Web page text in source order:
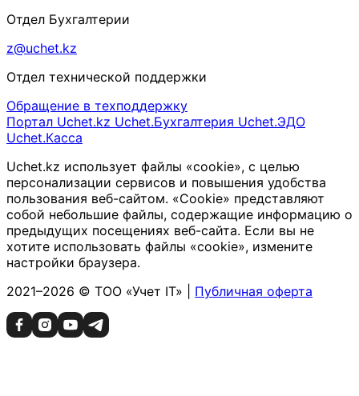
Отдел Бухгалтерии
z@uchet.kz
Отдел технической поддержки
Обращение в техподдержку
Портал Uchet.kz Uchet.Бухгалтерия Uchet.ЭДО
Uchet.Касса
Uchet.kz использует файлы «cookie», с целью
персонализации сервисов и повышения удобства
пользования веб-сайтом. «Cookie» представляют
собой небольшие файлы, содержащие информацию о
предыдущих посещениях веб-сайта. Если вы не
хотите использовать файлы «cookie», измените
настройки браузера.
2021–2026 © ТОО «Учет IT» | Публичная оферта